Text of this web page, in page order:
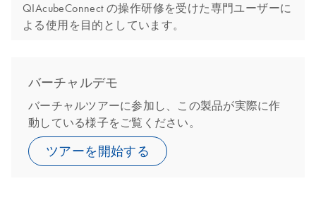
QIAcubeConnect の操作研修を受けた専門ユーザーに
よる使用を目的としています。
バーチャルデモ
バーチャルツアーに参加し、この製品が実際に作
動している様子をご覧ください。
ツアーを開始する